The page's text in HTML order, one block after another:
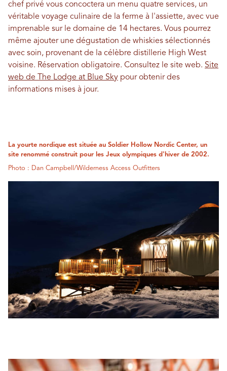
chef privé vous concoctera un menu quatre services, un
véritable voyage culinaire de la ferme à l'assiette, avec vue
imprenable sur le domaine de 14 hectares. Vous pourrez
même ajouter une dégustation de whiskies sélectionnés
avec soin, provenant de la célèbre distillerie High West
voisine. Réservation obligatoire. Consultez le site web. Site
web de The Lodge at Blue Sky pour obtenir des
informations mises à jour.
La yourte nordique est située au Soldier Hollow Nordic Center, un
site renommé construit pour les Jeux olympiques d'hiver de 2002.
Photo : Dan Campbell/Wilderness Access Outfitters